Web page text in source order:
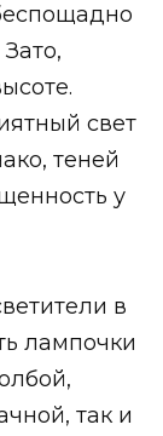
свет
теней
у
в
лампочки
так и